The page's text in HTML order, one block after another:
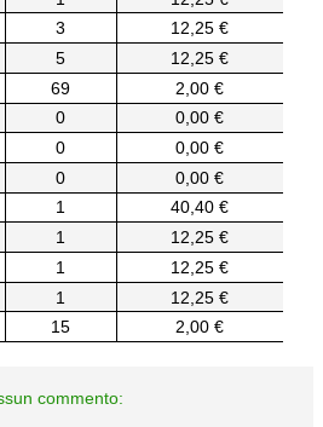
3
12,25 €
5
12,25 €
69
2,00 €
0
0,00 €
0
0,00 €
0
0,00 €
1
40,40 €
1
12,25 €
1
12,25 €
1
12,25 €
15 2,00 €
commento: